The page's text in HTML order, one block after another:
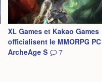
XL Games et Kakao Games
officialisent le MMORPG PC
ArcheAge S
7